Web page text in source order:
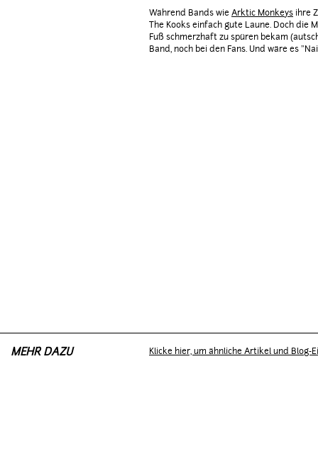
Während Bands wieArktic Monkeys ihre
The Kooks einfach gute Laune. Doch die
Fuß schmerzhaft zu spüren bekam
Band, noch bei den Fans. Und wäre es
MEHR DAZU Klicke hier, um ähnliche Artikel und Blog-